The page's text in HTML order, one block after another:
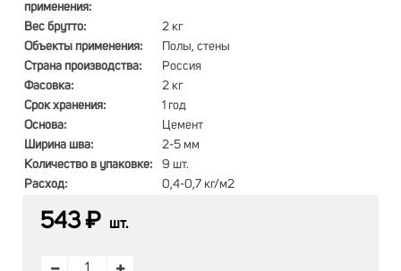
применения:
Вес брутто:
2 кг
Объекты применения:
Полы, стены
Страна производства:
Россия
Фасовка:
2 кг
Срок хранения:
1 год
Основа:
Цемент
Ширина шва:
2-5 мм
Количество в упаковке:
9 шт.
Расход:
0,4-0,7 кг/м2
543 ₽ шт.